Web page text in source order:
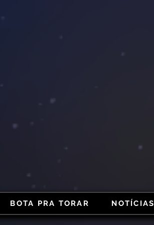
BOTA PRA TORAR NOTÍCIAS